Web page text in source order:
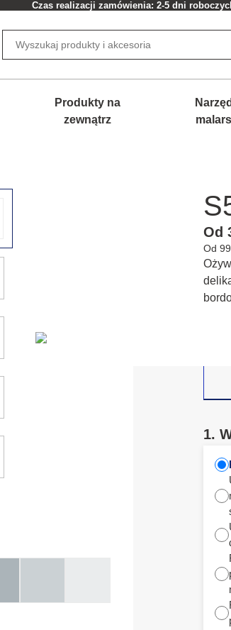
Czas realizacji zamówienia: 2-5 dni
Produkty na
zewnątrz
Od
Od
1.